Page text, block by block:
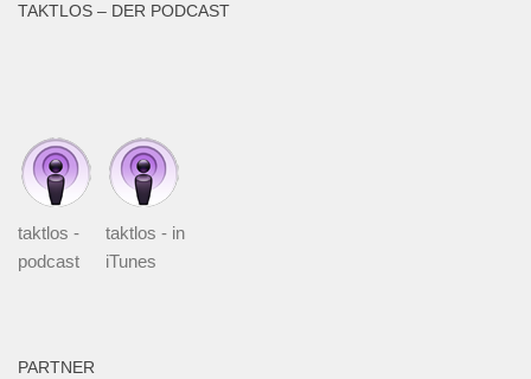
TAKTLOS – DER PODCAST
taktlos -
podcast
taktlos - in
iTunes
PARTNER